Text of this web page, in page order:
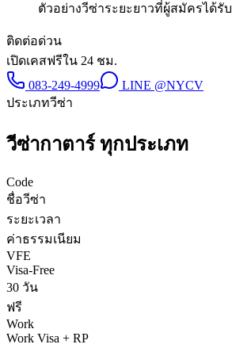
ตัวอย่างวีซ่าระยะยาวที่ผู้สมัครได้รับ
ติดต่อด่วน
เปิดเคสฟรีใน 24 ชม.
083-249-4999
LINE @NYCV
ประเภทวีซ่า
วีซ่ากาตาร์ ทุกประเภท
Code
ชื่อวีซ่า
ระยะเวลา
ค่าธรรมเนียม
VFE
Visa-Free
30 วัน
ฟรี
Work
Work Visa + RP